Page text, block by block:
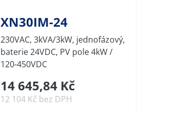
XN30IM-24
230VAC, 3kVA/3kW, jednofázový,
baterie 24VDC, PV pole 4kW /
120-450VDC
14 645,84 Kč
12 104 Kč bez DPH